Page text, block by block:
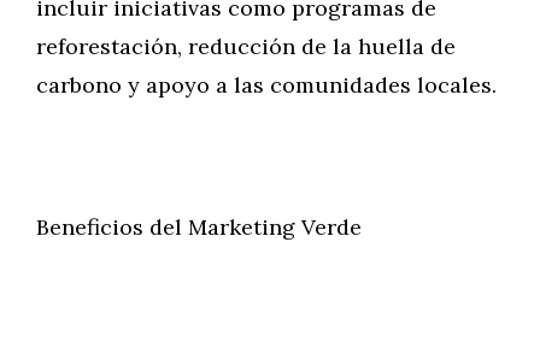
incluir iniciativas como programas de
reforestación, reducción de la huella de
carbono y apoyo a las comunidades locales.
Beneficios del Marketing Verde